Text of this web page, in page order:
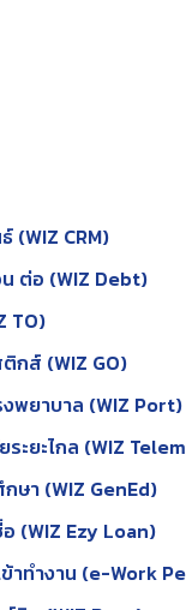
(WIZ CRM)
ต่อ (WIZ Debt)
TO)
กส์ (WIZ GO)
พยาบาล (WIZ Port)
ะยะไกล (WIZ
ษา (WIZ GenEd)
(WIZ Ezy Loan)
าทำงาน (e-Work